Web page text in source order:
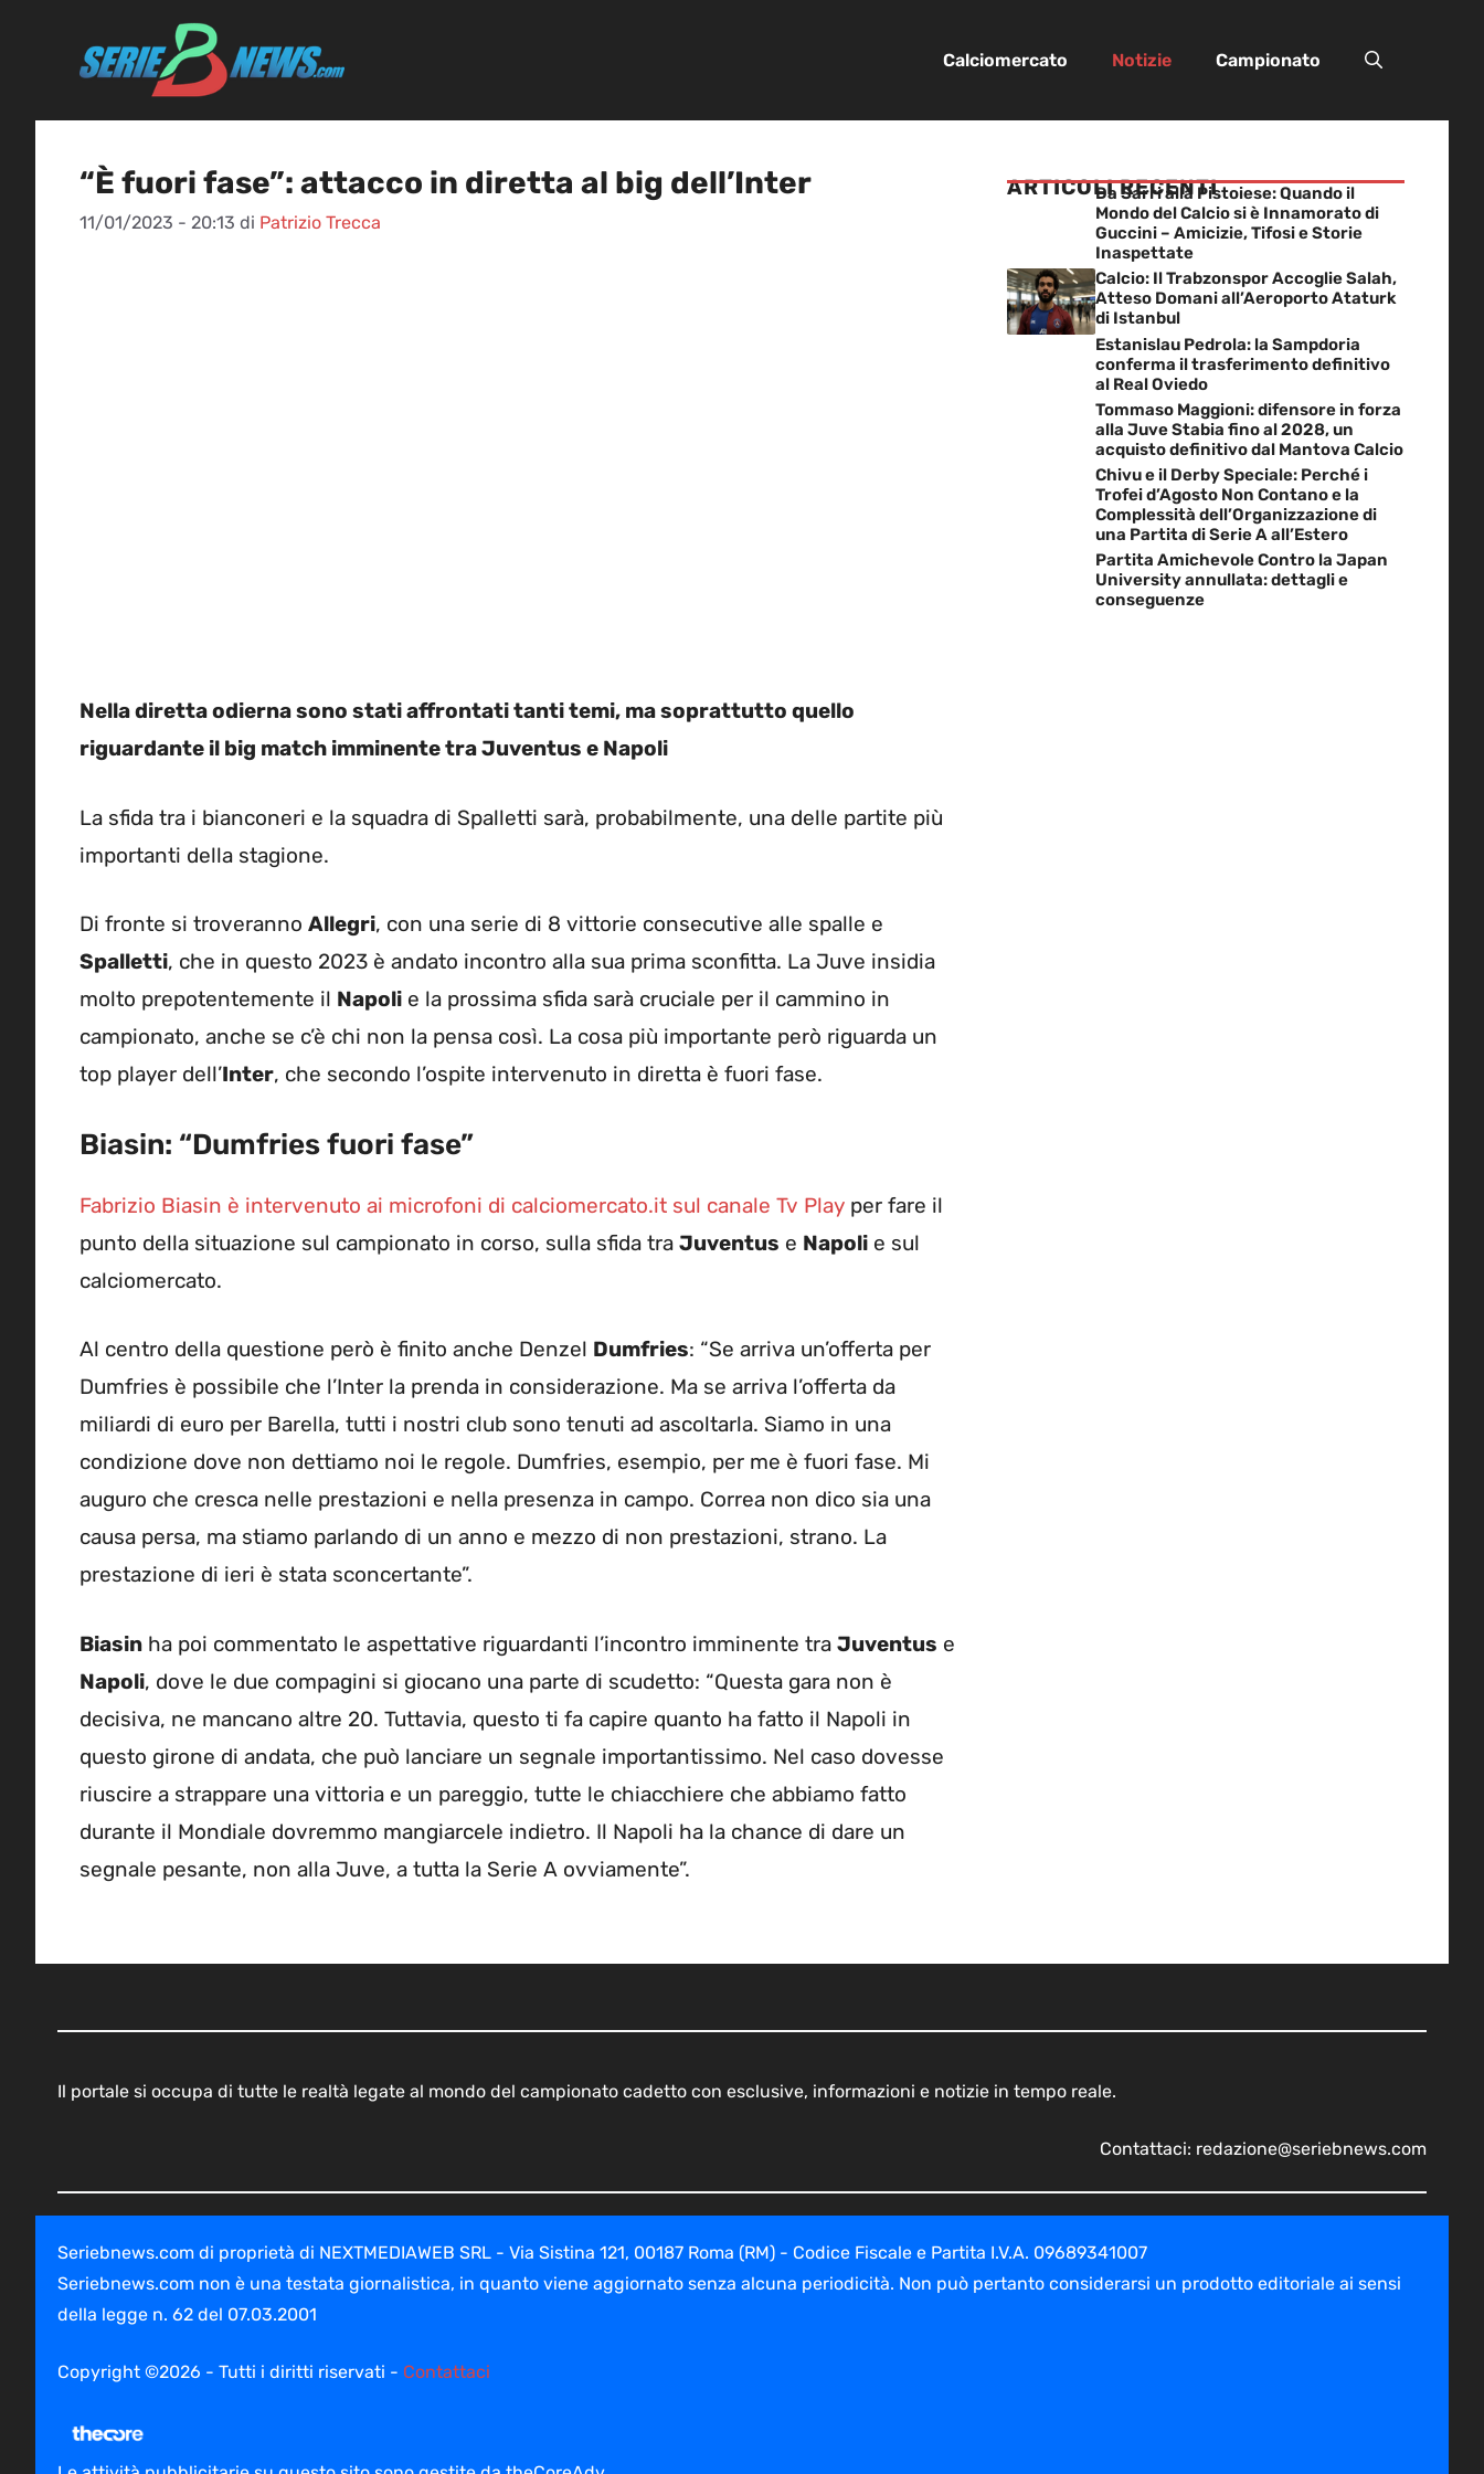
Calciomercato Notizie Campionato
“È fuori fase”: attacco in diretta al big dell’Inter
11/01/2023 - 20:13 di Patrizio Trecca
Nella diretta odierna sono stati affrontati tanti temi, ma soprattutto quello
riguardante il big match imminente tra Juventus e Napoli
La sfida tra i bianconeri e la squadra di Spalletti sarà, probabilmente, una delle partite più
importanti della stagione.
Di fronte si troveranno Allegri, con una serie di 8 vittorie consecutive alle spalle e
Spalletti, che in questo 2023 è andato incontro alla sua prima sconfitta. La Juve insidia
molto prepotentemente il Napoli e la prossima sfida sarà cruciale per il cammino in
campionato, anche se c’è chi non la pensa così. La cosa più importante però riguarda un
top player dell’Inter, che secondo l’ospite intervenuto in diretta è fuori fase.
Biasin: “Dumfries fuori fase”
Fabrizio Biasin è intervenuto ai microfoni di calciomercato.it sul canale Tv Play per fare il
punto della situazione sul campionato in corso, sulla sfida tra Juventus e Napoli e sul
calciomercato.
Al centro della questione però è finito anche Denzel Dumfries: “Se arriva un’offerta per
Dumfries è possibile che l’Inter la prenda in considerazione. Ma se arriva l’offerta da
miliardi di euro per Barella, tutti i nostri club sono tenuti ad ascoltarla. Siamo in una
condizione dove non dettiamo noi le regole. Dumfries, esempio, per me è fuori fase. Mi
auguro che cresca nelle prestazioni e nella presenza in campo. Correa non dico sia una
causa persa, ma stiamo parlando di un anno e mezzo di non prestazioni, strano. La
prestazione di ieri è stata sconcertante”.
Biasin ha poi commentato le aspettative riguardanti l’incontro imminente tra Juventus e
Napoli, dove le due compagini si giocano una parte di scudetto: “Questa gara non è
decisiva, ne mancano altre 20. Tuttavia, questo ti fa capire quanto ha fatto il Napoli in
questo girone di andata, che può lanciare un segnale importantissimo. Nel caso dovesse
riuscire a strappare una vittoria e un pareggio, tutte le chiacchiere che abbiamo fatto
durante il Mondiale dovremmo mangiarcele indietro. Il Napoli ha la chance di dare un
segnale pesante, non alla Juve, a tutta la Serie A ovviamente”.
ARTICOLI RECENTI
Da Sarri alla Pistoiese: Quando il
Mondo del Calcio si è Innamorato di
Guccini – Amicizie, Tifosi e Storie
Inaspettate
Calcio: Il Trabzonspor Accoglie Salah,
Atteso Domani all’Aeroporto Ataturk
di Istanbul
Estanislau Pedrola: la Sampdoria
conferma il trasferimento definitivo
al Real Oviedo
Tommaso Maggioni: difensore in forza
alla Juve Stabia fino al 2028, un
acquisto definitivo dal Mantova Calcio
Chivu e il Derby Speciale: Perché i
Trofei d’Agosto Non Contano e la
Complessità dell’Organizzazione di
una Partita di Serie A all’Estero
Partita Amichevole Contro la Japan
University annullata: dettagli e
conseguenze
Il portale si occupa di tutte le realtà legate al mondo del campionato cadetto con esclusive, informazioni e notizie in tempo reale.
Contattaci: redazione@seriebnews.com
Seriebnews.com di proprietà di NEXTMEDIAWEB SRL - Via Sistina 121, 00187 Roma (RM) - Codice Fiscale e Partita I.V.A. 09689341007
Seriebnews.com non è una testata giornalistica, in quanto viene aggiornato senza alcuna periodicità. Non può pertanto considerarsi un prodotto editoriale ai sensi
della legge n. 62 del 07.03.2001
Copyright ©2026 - Tutti i diritti riservati - Contattaci